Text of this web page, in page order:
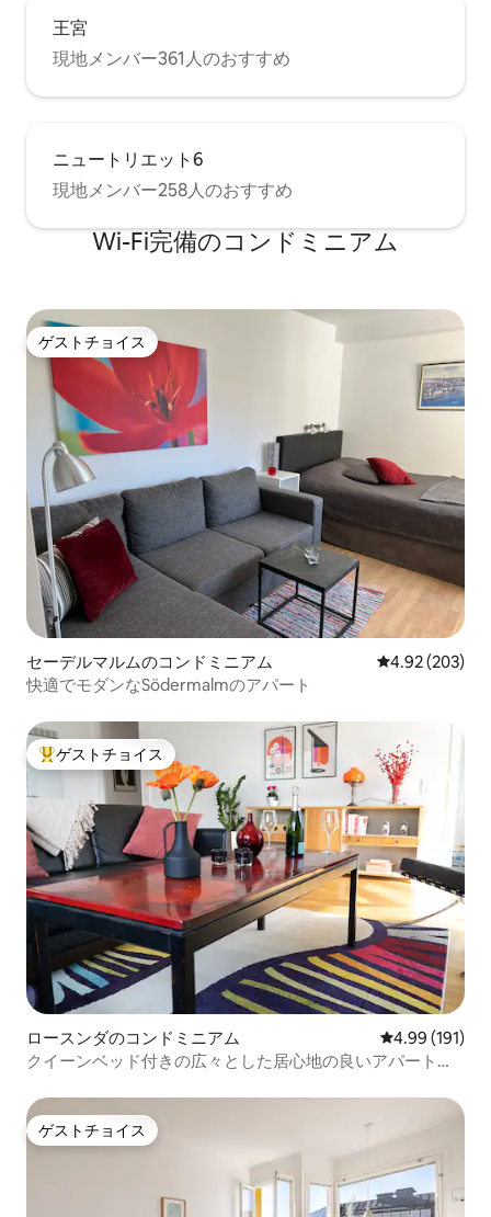
王宮
現地メンバー361人のおすすめ
ニュートリエット6
現地メンバー258人のおすすめ
Wi-Fi完備のコンドミニアム
ゲストチョイス
ゲストチョイス
セーデルマルムのコンドミニアム レビュー203
4.92 (203)
快適でモダンなSödermalmのアパート
大好評のゲストチョイスです。
ゲストチョイス
ロースンダのコンドミニアム レビュー191
4.99 (191)
クイーンベッド付きの広々とした居心地の良いアパート、
ゲストチョイス
ゲストチョイス